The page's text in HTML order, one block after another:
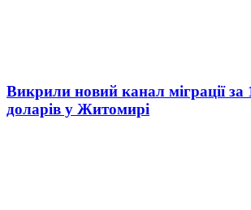
Викрили новий канал міграції за
доларів у Житомирі